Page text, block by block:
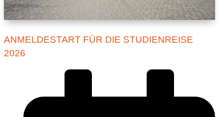
ANMELDESTART FÜR DIE STUDIENREISE
2026